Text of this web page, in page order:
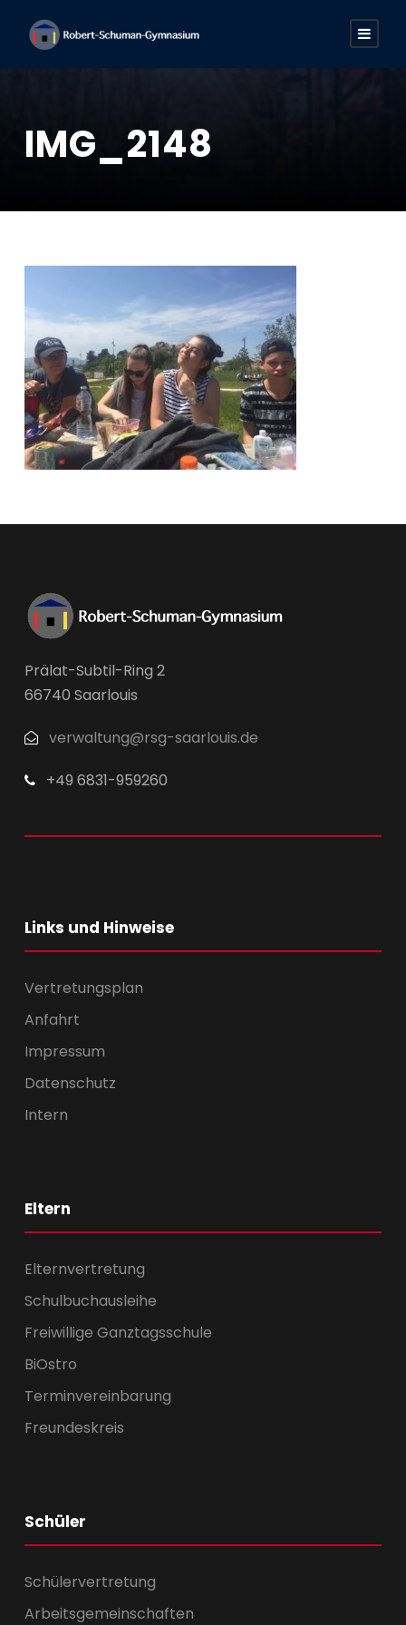
IMG_2148
Prälat-Subtil-Ring 2
66740 Saarlouis
verwaltung@rsg-saarlouis.de
+49 6831-959260
Links und Hinweise
Vertretungsplan
Anfahrt
Impressum
Datenschutz
Intern
Eltern
Elternvertretung
Schulbuchausleihe
Freiwillige Ganztagsschule
BiOstro
Terminvereinbarung
Freundeskreis
Schüler
Schülervertretung
Arbeitsgemeinschaften